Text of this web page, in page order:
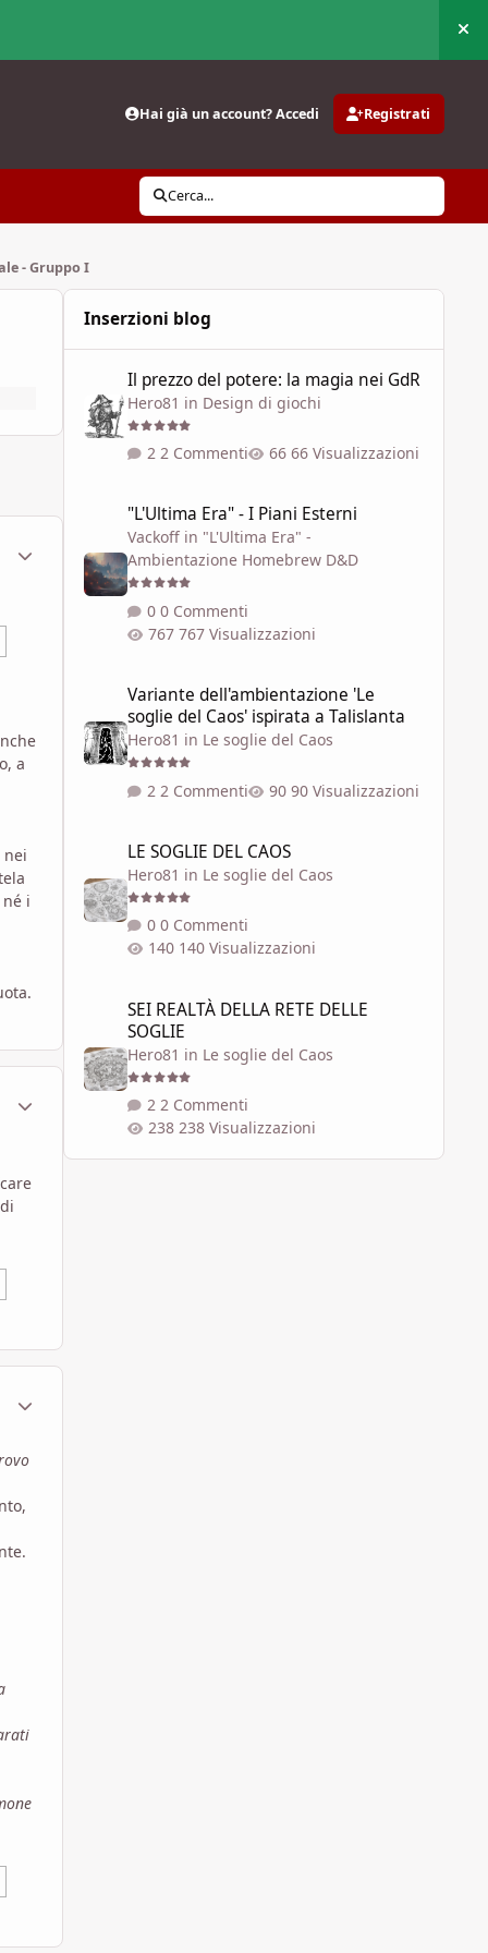
Hai già un account? Accedi Registrati
Cerca...
- Gruppo I
Statistiche Autore
a
nei
i
Statistiche Autore
Inserzioni blog
Il prezzo del potere: la magia nei GdR
Hero81 in Design di giochi
2 Commenti 66 Visualizzazioni
"L'Ultima Era" - I Piani Esterni
Vackoffin "L'Ultima Era" -
Ambientazione Homebrew D&D
0 Commenti
767 Visualizzazioni
Variante dell'ambientazione 'Le
soglie del Caos' ispirata a Talislanta
Hero81 in Le soglie del Caos
2 Commenti 90 Visualizzazioni
LE SOGLIE DEL CAOS
Hero81 in Le soglie del Caos
0 Commenti
140 Visualizzazioni
SEI REALTÀ DELLA RETE DELLE
SOGLIE
Hero81 in Le soglie del Caos
2 Commenti
238 Visualizzazioni